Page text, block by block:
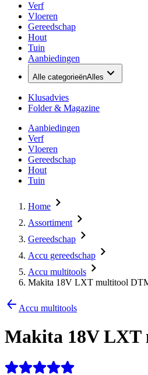
Verf
Vloeren
Gereedschap
Hout
Tuin
Aanbiedingen
Alle categorieënAlles
Klusadvies
Folder & Magazine
Aanbiedingen
Verf
Vloeren
Gereedschap
Hout
Tuin
Home
Assortiment
Gereedschap
Accu gereedschap
Accu multitools
Makita 18V LXT multitool
Accu multitools
Makita 18V LXT